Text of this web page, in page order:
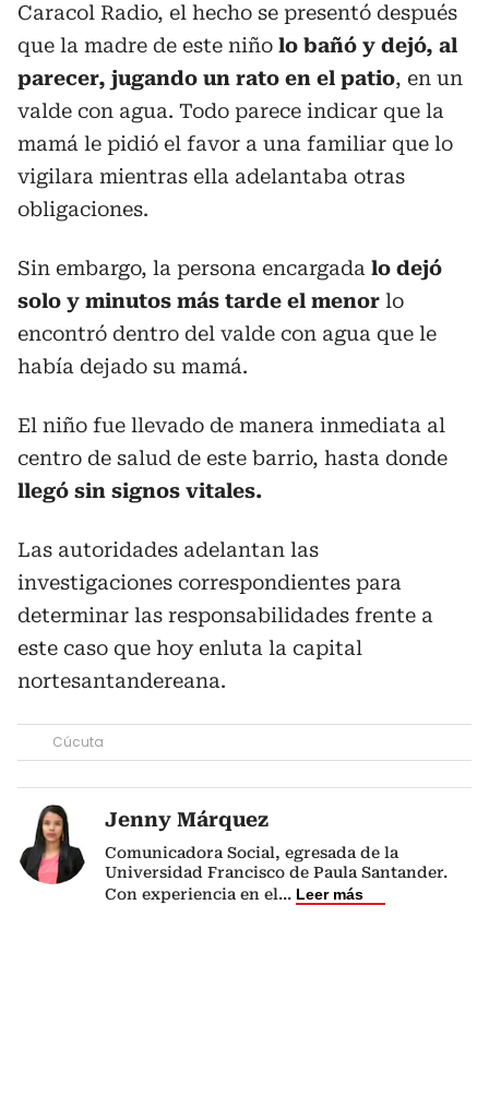
Caracol Radio, el hecho se presentó después
que la madre de este niño lo bañó y dejó, al
parecer, jugando un rato en el patio, en un
valde con agua. Todo parece indicar que la
mamá le pidió el favor a una familiar que lo
vigilara mientras ella adelantaba otras
obligaciones.
Sin embargo, la persona encargada lo dejó
solo y minutos más tarde el menor lo
encontró dentro del valde con agua que le
había dejado su mamá.
El niño fue llevado de manera inmediata al
centro de salud de este barrio, hasta donde
llegó sin signos vitales.
Las autoridades adelantan las
investigaciones correspondientes para
determinar las responsabilidades frente a
este caso que hoy enluta la capital
nortesantandereana.
Cúcuta
Jenny Márquez
Comunicadora Social, egresada de la
Universidad Francisco de Paula Santander.
Con experiencia en el... Leer más